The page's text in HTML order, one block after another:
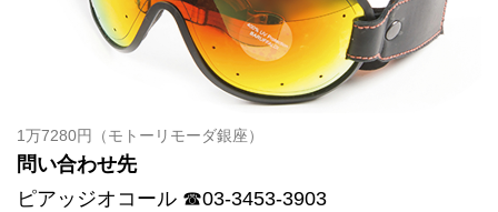
1万7280円（モトーリモーダ銀座）
問い合わせ先
ピアッジオコール ☎03-3453-3903